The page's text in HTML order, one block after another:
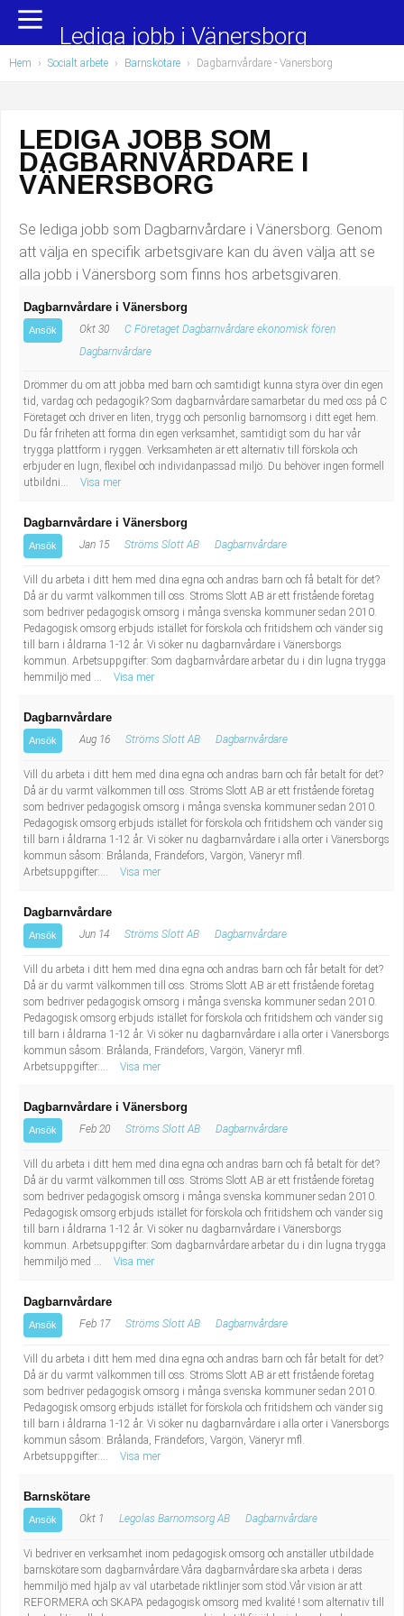
Yrkesområden
Administration, ekonomi, juridik
Chefer och verksamhetsledare
Data/IT
Försäljning, inköp, marknadsföring
Hantverksyrken
Hotell, restaurang, storhushåll
Hälso- och sjukvård
Industriell tillverkning
Installation, drift, underhåll
Kultur, media, design
Militärt arbete
Naturbruk
Naturvetenskapligt arbete
Pedagogiskt arbete
Sanering och renhållning
Socialt arbete
Säkerhetsarbete
Tekniskt arbete
Transport
Populära jobb
Undersköterska, hemtjänst och äldreboende
Barnskötare
Lärare i förskola/Förskollärare
Lagerarbetare
Bussförare/Busschaufför
Elevassistent
Personlig assistent
Behandlingsassistent/Socialpedagog
Tandsköterska
Tidningsbud/Tidningsdistributör
Lärare i fritidshem/Fritidspedagog
Taxiförare/Taxichaufför
Läkarsekreterare/Vårdadmin/Medicinsk
sekreterare
Lastbilsförare m.fl.
Fastighetsskötare
Informatör/Kommunikatör
Brevbärare
Sjuksköterska, grundutbildad
Kock, storhushåll
Undersköterska, vård- o specialavd. o mottagning
Administrativ assistent
Lärare i gymnasiet
Lediga jobb i Vänersborg
Hem › Socialt arbete › Barnskötare › Dagbarnvårdare - Vänersborg
LEDIGA JOBB SOM
DAGBARNVÅRDARE I
VÄNERSBORG
Se lediga jobb som Dagbarnvårdare i Vänersborg. Genom
att välja en specifik arbetsgivare kan du även välja att se
alla jobb i Vänersborg som finns hos arbetsgivaren.
Dagbarnvårdare i Vänersborg
Ansök Okt 30
C Företaget Dagbarnvårdare ekonomisk fören
Dagbarnvårdare
Drömmer du om att jobba med barn och samtidigt kunna styra över din egen
tid, vardag och pedagogik? Som dagbarnvårdare samarbetar du med oss på C
Företaget och driver en liten, trygg och personlig barnomsorg i ditt eget hem.
Du får friheten att forma din egen verksamhet, samtidigt som du har vår
trygga plattform i ryggen. Verksamheten är ett alternativ till förskola och
erbjuder en lugn, flexibel och individanpassad miljö. Du behöver ingen formell
utbildni...
Visa mer
Dagbarnvårdare i Vänersborg
Ansök Jan 15 Ströms Slott AB Dagbarnvårdare
Vill du arbeta i ditt hem med dina egna och andras barn och få betalt för det?
Då är du varmt välkommen till oss. Ströms Slott AB är ett fristående företag
som bedriver pedagogisk omsorg i många svenska kommuner sedan 2010.
Pedagogisk omsorg erbjuds istället för förskola och fritidshem och vänder sig
till barn i åldrarna 1-12 år. Vi söker nu dagbarnvårdare i Vänersborgs
kommun. Arbetsuppgifter: Som dagbarnvårdare arbetar du i din lugna trygga
hemmiljö med ...
Visa mer
Dagbarnvårdare
Ansök Aug 16 Ströms Slott AB Dagbarnvårdare
Vill du arbeta i ditt hem med dina egna och andras barn och får betalt för det?
Då är du varmt välkommen till oss. Ströms Slott AB är ett fristående företag
som bedriver pedagogisk omsorg i många svenska kommuner sedan 2010.
Pedagogisk omsorg erbjuds istället för förskola och fritidshem och vänder sig
till barn i åldrarna 1-12 år. Vi söker nu dagbarnvårdare i alla orter i Vänersborgs
kommun såsom: Brålanda, Frändefors, Vargön, Väneryr mfl.
Arbetsuppgifter:...
Visa mer
Dagbarnvårdare
Ansök Jun 14 Ströms Slott AB Dagbarnvårdare
Vill du arbeta i ditt hem med dina egna och andras barn och får betalt för det?
Då är du varmt välkommen till oss. Ströms Slott AB är ett fristående företag
som bedriver pedagogisk omsorg i många svenska kommuner sedan 2010.
Pedagogisk omsorg erbjuds istället för förskola och fritidshem och vänder sig
till barn i åldrarna 1-12 år. Vi söker nu dagbarnvårdare i alla orter i Vänersborgs
kommun såsom: Brålanda, Frändefors, Vargön, Väneryr mfl.
Arbetsuppgifter:...
Visa mer
Dagbarnvårdare i Vänersborg
Ansök Feb 20 Ströms Slott AB Dagbarnvårdare
Vill du arbeta i ditt hem med dina egna och andras barn och få betalt för det?
Då är du varmt välkommen till oss. Ströms Slott AB är ett fristående företag
som bedriver pedagogisk omsorg i många svenska kommuner sedan 2010.
Pedagogisk omsorg erbjuds istället för förskola och fritidshem och vänder sig
till barn i åldrarna 1-12 år. Vi söker nu dagbarnvårdare i Vänersborgs
kommun. Arbetsuppgifter: Som dagbarnvårdare arbetar du i din lugna trygga
hemmiljö med ...
Visa mer
Dagbarnvårdare
Ansök Feb 17 Ströms Slott AB Dagbarnvårdare
Vill du arbeta i ditt hem med dina egna och andras barn och får betalt för det?
Då är du varmt välkommen till oss. Ströms Slott AB är ett fristående företag
som bedriver pedagogisk omsorg i många svenska kommuner sedan 2010.
Pedagogisk omsorg erbjuds istället för förskola och fritidshem och vänder sig
till barn i åldrarna 1-12 år. Vi söker nu dagbarnvårdare i alla orter i Vänersborgs
kommun såsom: Brålanda, Frändefors, Vargön, Väneryr mfl.
Arbetsuppgifter:...
Visa mer
Barnskötare
Ansök Okt 1 Legolas Barnomsorg AB Dagbarnvårdare
Vi bedriver en verksamhet inom pedagogisk omsorg och anställer utbildade
barnskötare som dagbarnvårdare.Våra dagbarnvårdare ska arbeta i deras
hemmiljö med hjälp av väl utarbetade riktlinjer som stöd.Vår vision är att
REFORMERA och SKAPA pedagogisk omsorg med kvalité ! som alternativ till